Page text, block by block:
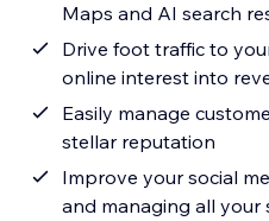
Maps and AI search
Drive foot traffic to
online interest into
Easily manage
stellar reputation
Improve your social
and managing all your